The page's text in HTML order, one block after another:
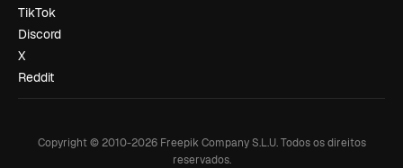
TikTok
Discord
X
Reddit
Copyright © 2010-2026Freepik Company S.L.U. Todos os direitos
reservados.